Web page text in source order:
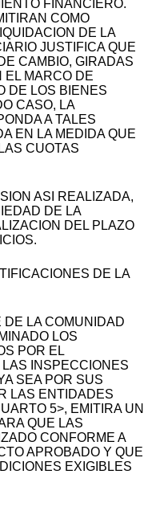
FINANCIERO.
COMO
DE LA
JUSTIFICA QUE
CAMBIO, GIRADAS
EL MARCO DE
DE LOS BIENES
CASO, LA
A TALES
EN LA MEDIDA QUE
CUOTAS
ASI REALIZADA,
DE LA
DEL PLAZO
DE LA
DE LA COMUNIDAD
LOS
POR EL
INSPECCIONES
SEA POR SUS
LAS ENTIDADES
5>, EMITIRA UN
QUE LAS
CONFORME A
APROBADO Y QUE
EXIGIBLES